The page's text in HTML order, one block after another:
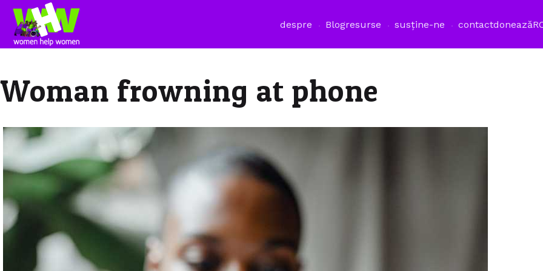
despre Blogresurse susține-ne contactdonează
Woman frowning at phone